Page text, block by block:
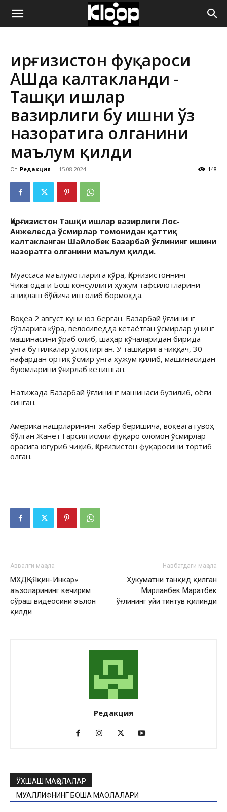
ҚИРҒИЗИСТОН
ЯНГИЛИКЛАРИ
Қирғизистон фуқароси
АҚШда калтакланди -
Ташқи ишлар
вазирлиги бу ишни ўз
назоратига олганини
маълум қилди
От Редакция - 15.08.2024 148
Қирғизистон Ташқи ишлар вазирлиги Лос-
Анжелесда ўсмирлар томонидан қаттиқ
калтакланган Шайлобек Базарбай ўғлининг ишини
назоратга олганини маълум қилди.
Муассаса маълумотларига кўра, Қирғизистоннинг
Чикагодаги Бош консуллиги ҳужум тафсилотларини
аниқлаш бўйича иш олиб бормоқда.
Воқеа 2 август куни юз берган. Базарбай ўғлининг
сўзларига кўра, велосипедда кетаётган ўсмирлар унинг
машинасини ўраб олиб, шаҳар кўчаларидан бирида
унга бутилкалар улоқтирган. У ташқарига чиққач, 30
нафардан ортиқ ўсмир унга ҳужум қилиб, машинасидан
буюмларини ўғирлаб кетишган.
Натижада Базарбай ўғлининг машинаси бузилиб, оёғи
синган.
Америка нашрларининг хабар беришича, воқеага гувоҳ
бўлган Жанет Гарсия исмли фуқаро оломон ўсмирлар
орасига югуриб чиқиб, Қирғизистон фуқаросини тортиб
олган.
Аввалги мақола
МХДҚ «Яқин-Инкар»
аъзоларининг кечирим
сўраш видеосини эълон
қилди
Навбатдаги мақола
Ҳукуматни танқид қилган
Мирланбек Маратбек
ўғлининг уйи тинтув қилинди
Редакция
ЎХШАШ МАҚОЛАЛАР
МУАЛЛИФНИНГ БОШҚА МАҚОЛАЛАРИ